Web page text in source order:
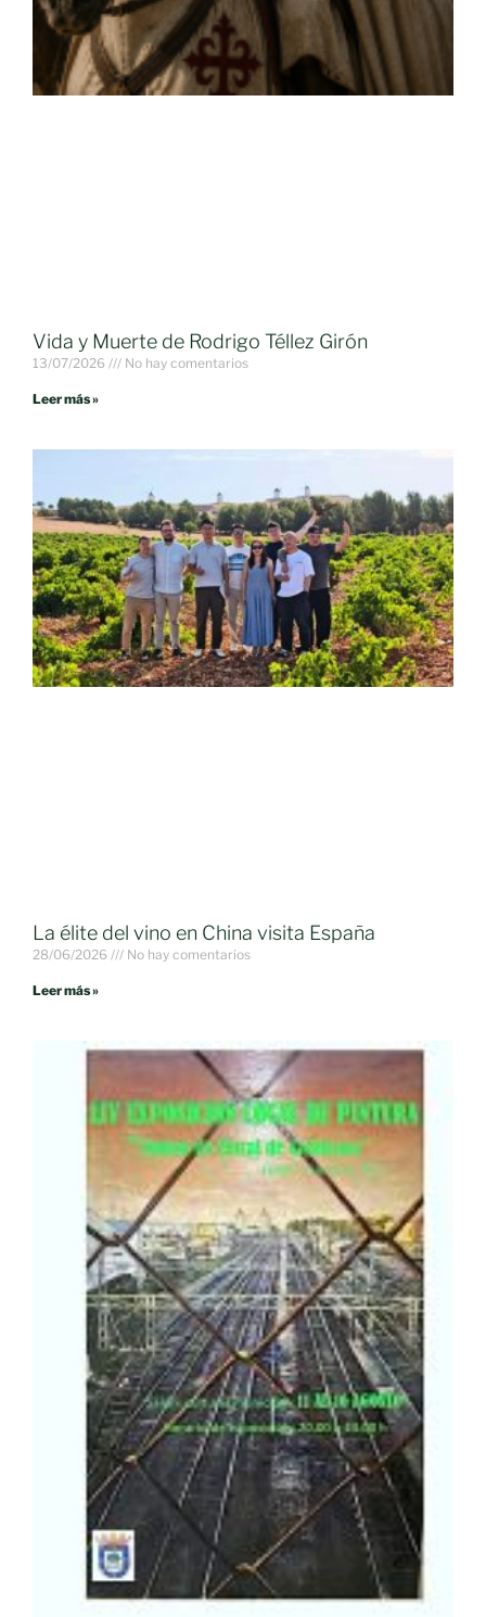
Vida y Muerte de Rodrigo Téllez Girón
13/07/2026 No hay comentarios
Leer más »
La élite del vino en China visita España
28/06/2026 No hay comentarios
Leer más »